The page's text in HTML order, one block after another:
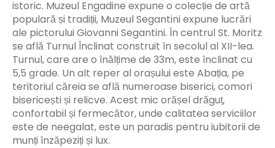
istoric. Muzeul Engadine expune o colecție de artă
populară și tradiții, Muzeul Segantini expune lucrări
ale pictorului Giovanni Segantini. În centrul St. Moritz
se află Turnul Înclinat construit în secolul al XII-lea.
Turnul, care are o înălțime de 33m, este înclinat cu
5,5 grade. Un alt reper al orașului este Abația, pe
teritoriul căreia se află numeroase biserici, comori
bisericești și relicve. Acest mic orășel drăguț,
confortabil și fermecător, unde calitatea serviciilor
este de neegalat, este un paradis pentru iubitorii de
munți înzăpeziți și lux.